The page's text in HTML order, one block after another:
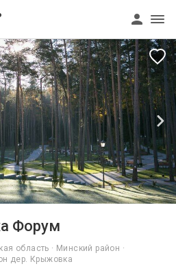
Форум
область · Минский район ·
дер. Крыжовка